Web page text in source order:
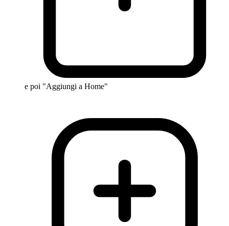
e poi "Aggiungi a Home"